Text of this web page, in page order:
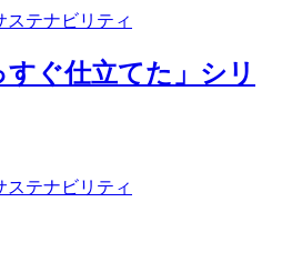
ステナビリティ
ぐ仕立てた」シリ
ステナビリティ